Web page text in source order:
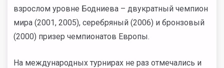
взрослом уровне Бодниева – двукратный чемпион
мира (2001, 2005), серебряный (2006) и бронзовый
(2000) призер чемпионатов Европы.
На международных турнирах не раз отмечались и